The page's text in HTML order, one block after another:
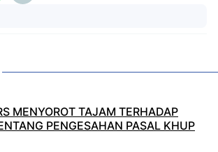
MENYOROT TAJAM TERHADAP
PENGESAHAN PASAL KHUP